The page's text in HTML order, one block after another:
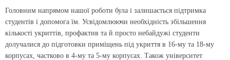
Головним напрямом нашої роботи була і залишається підтримка
студентів і допомога їм. Усвідомлюючи необхідність збільшення
кількості укриттів, профактив та й просто небайдужі студенти
долучалися до підготовки приміщень під укриття в 16-му та 18-му
корпусах, частково в 4-му та 5-му корпусах. Також університет